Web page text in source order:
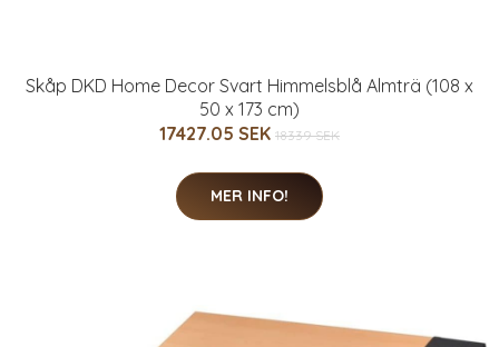
Skåp DKD Home Decor Svart Himmelsblå Almträ (108 x
50 x 173 cm)
17427.05 SEK 18339 SEK
MER INFO!